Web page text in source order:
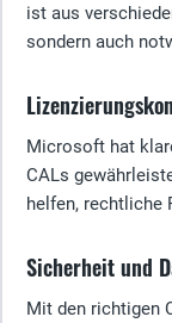
ist aus
sondern auch
Microsoft hat
CALs
helfen, rechtliche
Sicherheit und
Mit den richtigen